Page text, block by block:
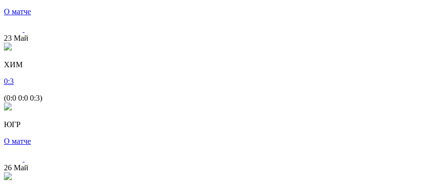
О матче
23 Май
ХИМ
0:3
(0:0 0:0 0:3)
ЮГР
О матче
26 Май